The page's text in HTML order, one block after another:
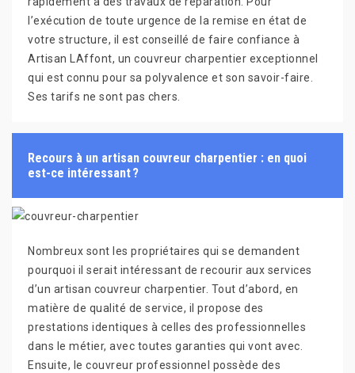
l’exécution de toute urgence de la remise en état de
votre structure, il est conseillé de faire confiance à
Artisan LAffont, un couvreur charpentier exceptionnel
qui est connu pour sa polyvalence et son savoir-faire.
Ses tarifs ne sont pas chers.
Recours à un artisan couvreur charpentier : en quoi
est-ce intéressant ?
Nombreux sont les propriétaires qui se demandent
pourquoi il serait intéressant de recourir aux services
d’un artisan couvreur charpentier. Tout d’abord, en
matière de qualité de service, il propose des
prestations identiques à celles des professionnelles
dans le métier, avec toutes garanties qui vont avec.
Ensuite, le couvreur professionnel possède des